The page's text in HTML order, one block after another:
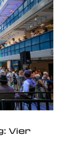
Vier